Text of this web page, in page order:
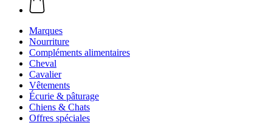
Marques
Nourriture
Compléments alimentaires
Cheval
Cavalier
Vêtements
Écurie & pâturage
Chiens & Chats
Offres spéciales